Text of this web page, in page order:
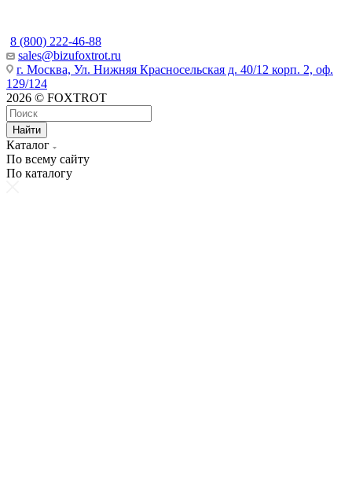
8 (800) 222-46-88
sales@bizufoxtrot.ru
г. Москва, Ул. Нижняя Красносельская д. 40/12 корп. 2, оф.
129/124
2026 © FOXTROT
Найти
Каталог
По всему сайту
По каталогу